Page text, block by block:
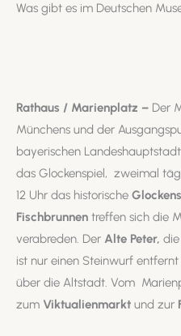
Was gibt es im Deutschen
Rathaus / Marienplatz – Der
Münchens und der
bayerischen
das Glockenspiel, zweimal
12 Uhr das historische
Fischbrunnen treffen sich die
verabreden. Der Alte Peter,
ist nur einen Steinwurf
über die Altstadt. Vom
zum Viktualienmarkt und zur